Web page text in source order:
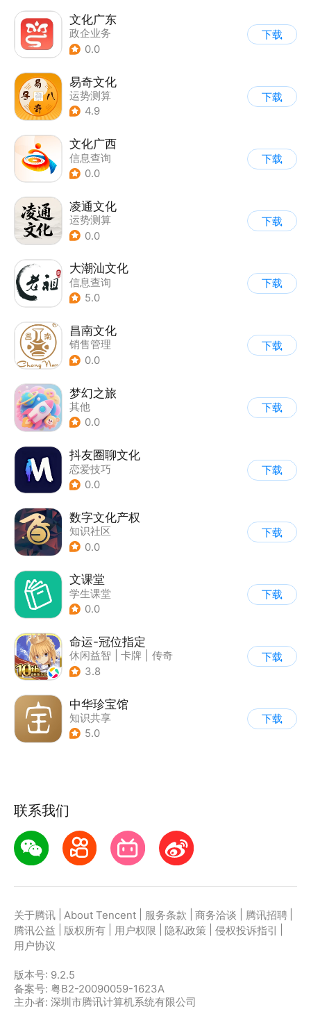
文化广东
政企业务
0.0
下载
易奇文化
运势测算
4.9
下载
文化广西
信息查询
0.0
下载
凌通文化
运势测算
0.0
下载
大潮汕文化
信息查询
5.0
下载
昌南文化
销售管理
0.0
下载
梦幻之旅
其他
0.0
下载
抖友圈聊文化
恋爱技巧
0.0
下载
数字文化产权
知识社区
0.0
下载
文课堂
学生课堂
0.0
下载
命运-冠位指定
休闲益智 卡牌
传奇
| 命运
3.8
下载
中华珍宝馆
知识共享
5.0
下载
联系我们
关于腾讯 About Tencent 服务条款 商务洽谈 腾讯招聘
腾讯公益
版权所有 用户权限 隐私政策 侵权投诉指引
用户协议
版本号: 9.2.5
备案号: 粤B2-20090059-1623A
主办者: 深圳市腾讯计算机系统有限公司